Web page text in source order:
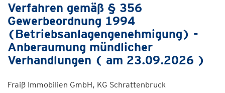
Verfahren gemäß § 356
Gewerbeordnung 1994
(Betriebsanlagengenehmigung) -
Anberaumung mündlicher
Verhandlungen ( am 23.09.2026 )
Fraiß Immobilien GmbH, KG Schrattenbruck